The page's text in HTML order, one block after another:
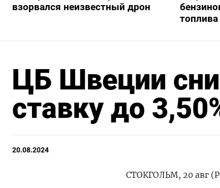
взорвался неизвестный дрон
топлива
ЦБ Швеции
ставку до
20.08.2024
СТОКГОЛЬМ, 20 авг